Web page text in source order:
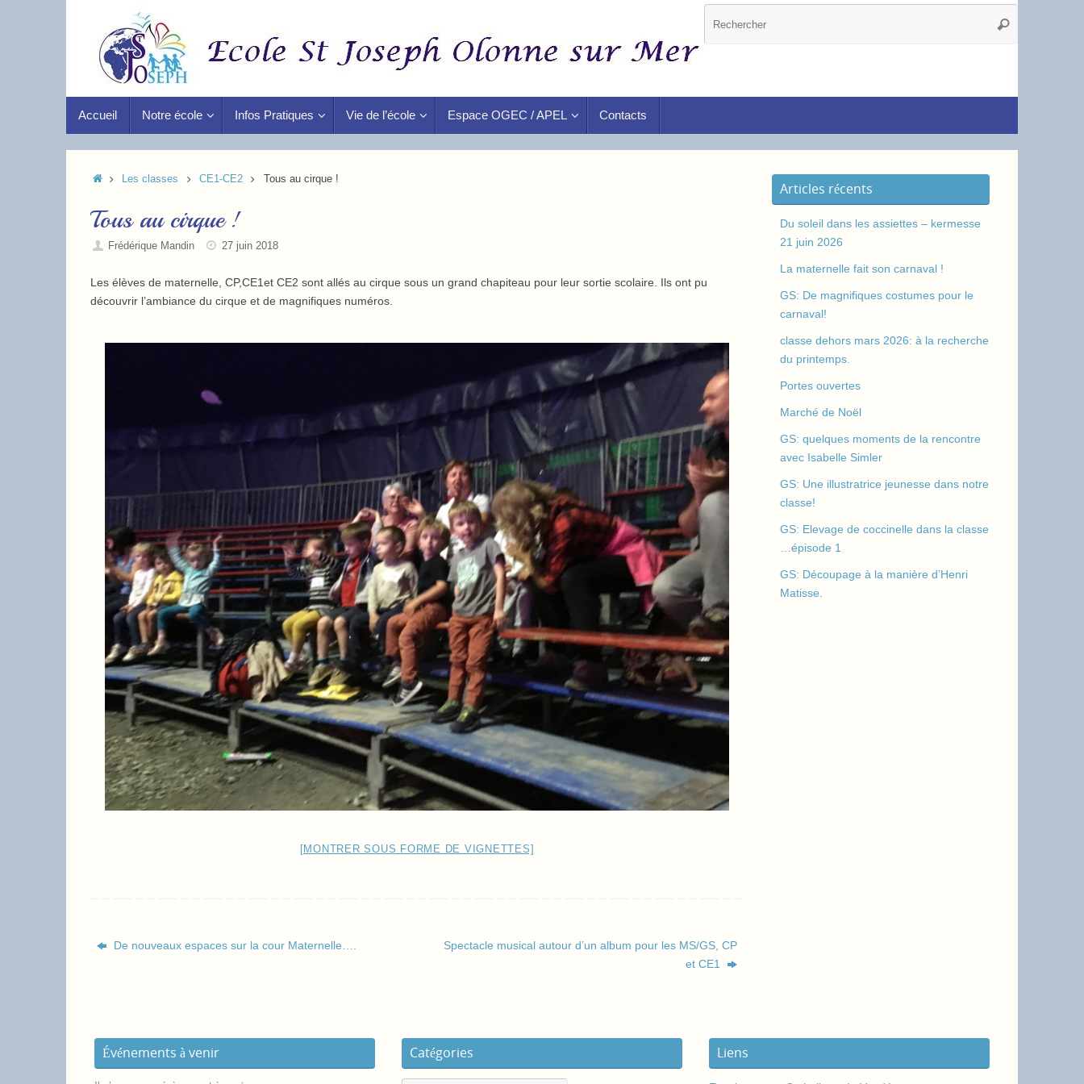
Accueil Notre école Infos Pratiques Vie de l’école Espace OGEC / APEL Contacts
Les classes CE1-CE2 Tous au cirque !
Tous au cirque !
Frédérique Mandin 27 juin 2018
Les élèves de maternelle, CP,CE1et CE2 sont allés au cirque sous un grand chapiteau pour leur sortie scolaire. Ils ont pu
découvrir l’ambiance du cirque et de magnifiques numéros.
[MONTRER SOUS FORME DE VIGNETTES]
De nouveaux espaces sur la cour Maternelle….
Spectacle musical autour d’un album pour les MS/GS, CP
et CE1
Articles récents
Du soleil dans les assiettes – kermesse
21 juin 2026
La maternelle fait son carnaval !
GS: De magnifiques costumes pour le
carnaval!
classe dehors mars 2026: à la recherche
du printemps.
Portes ouvertes
Marché de Noël
GS: quelques moments de la rencontre
avec Isabelle Simler
GS: Une illustratrice jeunesse dans notre
classe!
GS: Elevage de coccinelle dans la classe
…épisode 1
GS: Découpage à la manière d’Henri
Matisse.
Événements à venir Catégories Liens